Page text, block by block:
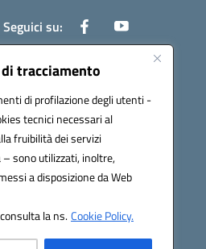
tracciamento
di profilazione degli utenti -
tecnici necessari al
fruibilità dei servizi
sono utilizzati, inoltre,
a disposizione da Web
la ns.Cookie Policy.
Seguici su: